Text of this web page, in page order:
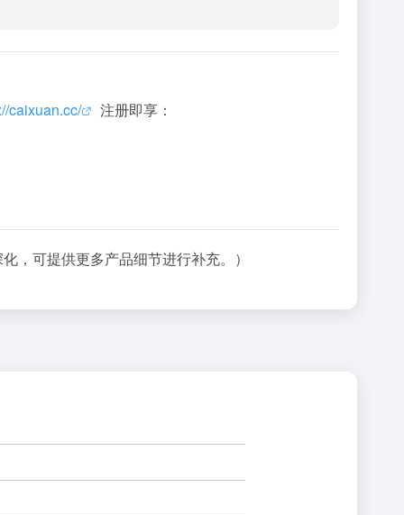
caixuan.cc/
注册即享：
，可提供更多产品细节进行补充。）